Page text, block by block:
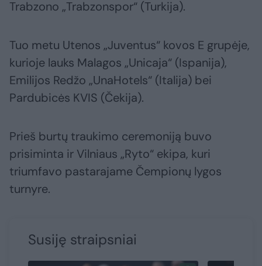
Trabzono „Trabzonspor“ (Turkija).
Tuo metu Utenos „Juventus“ kovos E grupėje,
kurioje lauks Malagos „Unicaja“ (Ispanija),
Emilijos Redžo „UnaHotels“ (Italija) bei
Pardubicės KVIS (Čekija).
Prieš burtų traukimo ceremoniją buvo
prisiminta ir Vilniaus „Ryto“ ekipa, kuri
triumfavo pastarajame Čempionų lygos
turnyre.
Susiję straipsniai